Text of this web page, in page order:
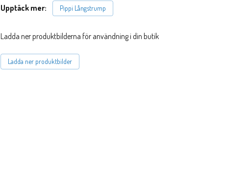
Upptäck mer: Pippi Långstrump
Ladda ner produktbilderna för användning i din butik
Ladda ner produktbilder